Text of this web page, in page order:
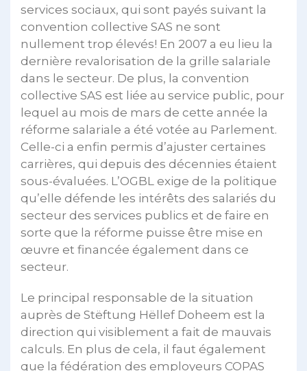
services sociaux, qui sont payés suivant la
convention collective SAS ne sont
nullement trop élevés! En 2007 a eu lieu la
dernière revalorisation de la grille salariale
dans le secteur. De plus, la convention
collective SAS est liée au service public, pour
lequel au mois de mars de cette année la
réforme salariale a été votée au Parlement.
Celle-ci a enfin permis d’ajuster certaines
carrières, qui depuis des décennies étaient
sous-évaluées. L’OGBL exige de la politique
qu’elle défende les intérêts des salariés du
secteur des services publics et de faire en
sorte que la réforme puisse être mise en
œuvre et financée également dans ce
secteur.
Le principal responsable de la situation
auprès de Stëftung Hëllef Doheem est la
direction qui visiblement a fait de mauvais
calculs. En plus de cela, il faut également
que la fédération des employeurs COPAS